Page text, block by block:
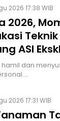
2026 17:38 WIB
2026,
ASI
dan
2026 17:31 WIB